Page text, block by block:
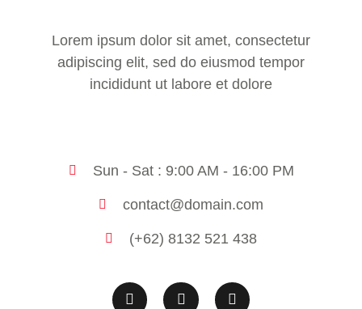
Lorem ipsum dolor sit amet, consectetur
adipiscing elit, sed do eiusmod tempor
incididunt ut labore et dolore
Sun - Sat : 9:00 AM - 16:00 PM
contact@domain.com
(+62) 8132 521 438